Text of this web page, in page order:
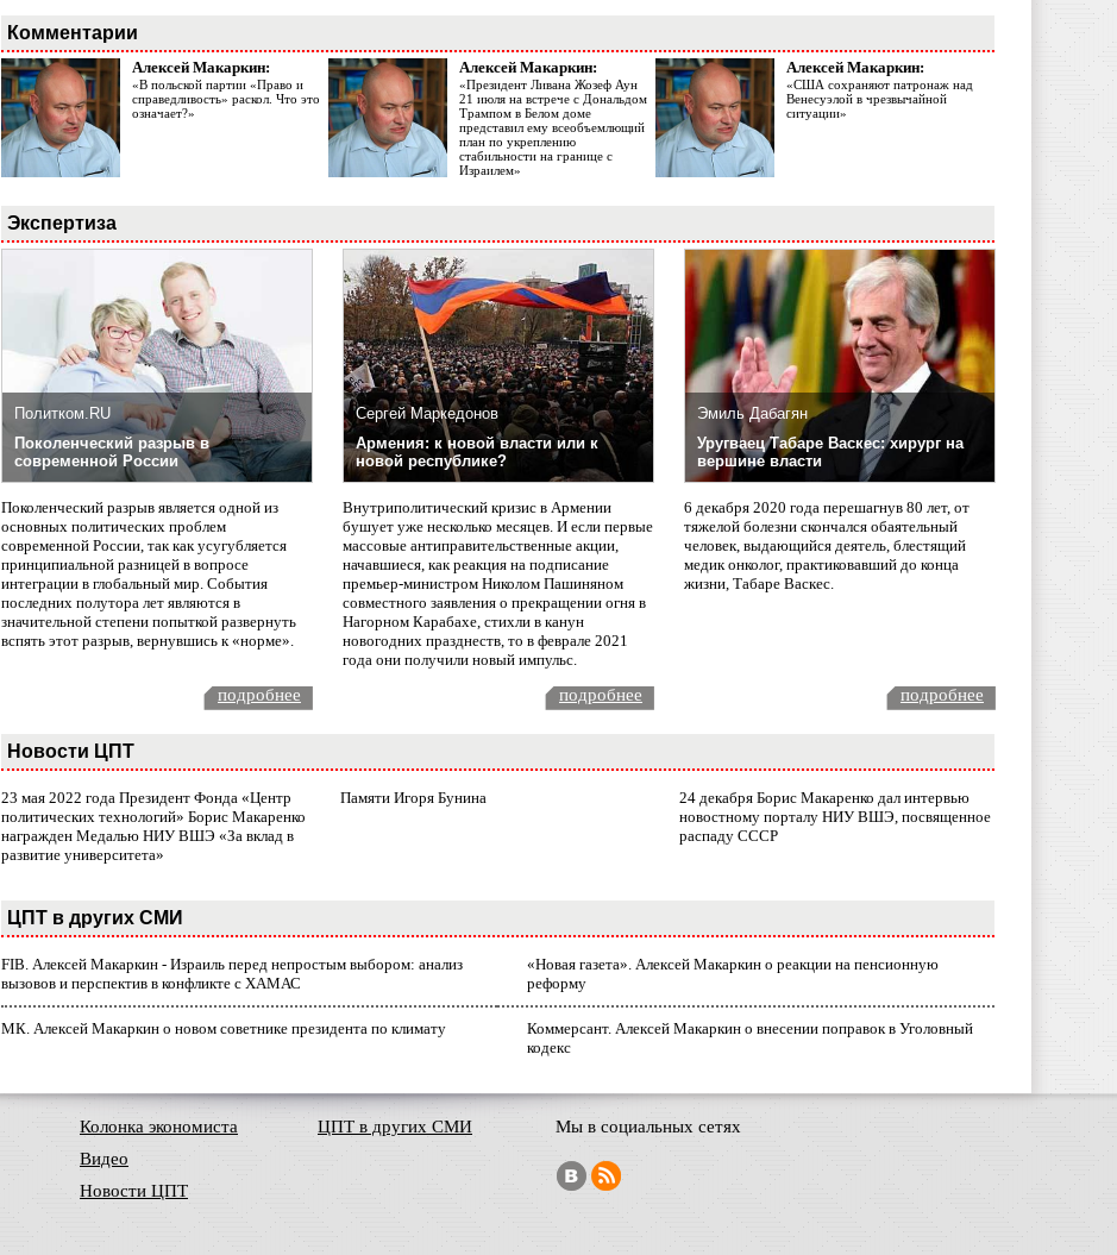
Комментарии
Алексей Макаркин:
«В польской партии «Право и
справедливость» раскол. Что это
означает?»
Алексей Макаркин:
«Президент Ливана Жозеф Аун
21 июля на встрече с Дональдом
Трампом в Белом доме
представил ему всеобъемлющий
план по укреплению
стабильности на границе с
Израилем»
Алексей Макаркин:
«США сохраняют патронаж над
Венесуэлой в чрезвычайной
ситуации»
Экспертиза
Политком.RU
Поколенческий разрыв в
современной России
Поколенческий разрыв является одной из
основных политических проблем
современной России, так как усугубляется
принципиальной разницей в вопросе
интеграции в глобальный мир. События
последних полутора лет являются в
значительной степени попыткой развернуть
вспять этот разрыв, вернувшись к «норме».
Сергей Маркедонов
Армения: к новой власти или к
новой республике?
Внутриполитический кризис в Армении
бушует уже несколько месяцев. И если первые
массовые антиправительственные акции,
начавшиеся, как реакция на подписание
премьер-министром Николом Пашиняном
совместного заявления о прекращении огня в
Нагорном Карабахе, стихли в канун
новогодних празднеств, то в феврале 2021
года они получили новый импульс.
Эмиль Дабагян
Уругваец Табаре Васкес: хирург на
вершине власти
6 декабря 2020 года перешагнув 80 лет, от
тяжелой болезни скончался обаятельный
человек, выдающийся деятель, блестящий
медик онколог, практиковавший до конца
жизни, Табаре Васкес.
подробнее подробнее подробнее
Новости ЦПТ
23 мая 2022 года Президент Фонда «Центр
политических технологий» Борис Макаренко
награжден Медалью НИУ ВШЭ «За вклад в
развитие университета»
Памяти Игоря Бунина
24 декабря Борис Макаренко дал интервью
новостному порталу НИУ ВШЭ, посвященное
распаду СССР
ЦПТ в других СМИ
FIB. Алексей Макаркин - Израиль перед непростым выбором: анализ
вызовов и перспектив в конфликте с ХАМАС
«Новая газета». Алексей Макаркин о реакции на пенсионную
реформу
МК. Алексей Макаркин о новом советнике президента по климату
Коммерсант. Алексей Макаркин о внесении поправок в Уголовный
кодекс
Колонка экономиста
Видео
Новости ЦПТ
ЦПТ в других СМИ Мы в социальных сетях